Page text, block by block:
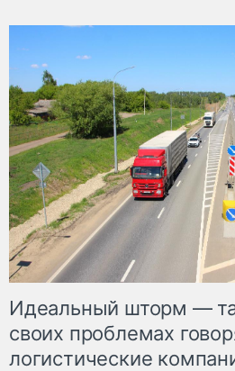
Идеальный шторм —
своих проблемах
логистические